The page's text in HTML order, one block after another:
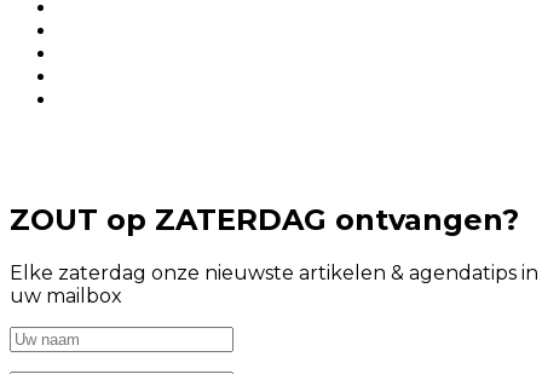
ZOUT op ZATERDAG ontvangen?
Elke zaterdag onze nieuwste artikelen & agendatips in
uw mailbox